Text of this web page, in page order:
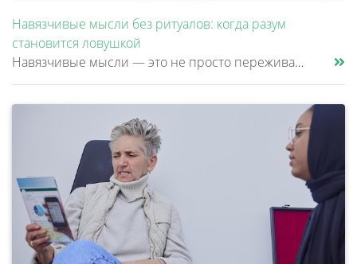
Навязчивые мысли без ритуалов: когда разум
становится ловушкой
Навязчивые мысли — это не просто переживания или тревоги, которые можно «отогнать» от себя. Эти мысли возникают против ж......